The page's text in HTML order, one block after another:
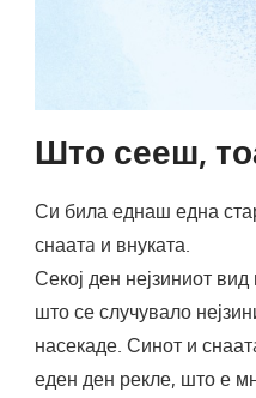
Што сееш,
Си била еднаш една
снаатa и внуката.
Секој ден нејзиниот
што се случувало
насекаде. Синот и
еден ден рекле, што е